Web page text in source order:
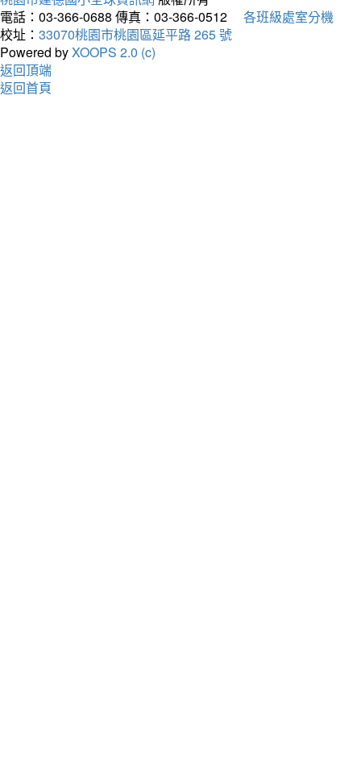
電話：03-366-0688 傳真：03-366-0512
各班級處室分機
校址： 33070桃園市桃園區延平路 265 號
Powered byXOOPS 2.0 (c)
返回頂端
返回首頁